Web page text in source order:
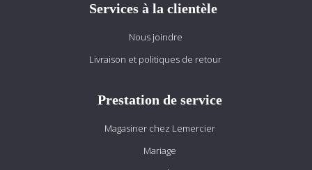
Services à la clientèle
Nous joindre
Livraison et politiques de retour
Prestation de service
Magasiner chez Lemercier
Mariage